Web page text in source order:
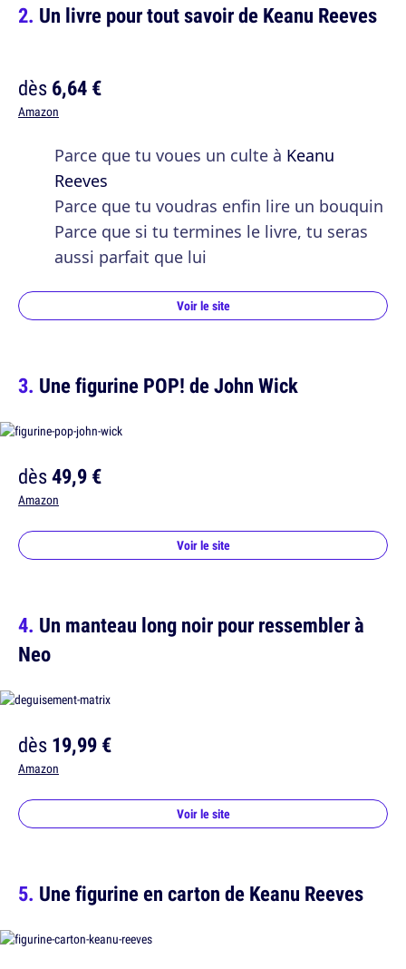
Un livre pour tout savoir de Keanu Reeves
dès6,64 €
Amazon
Parce que tu voues un culte à Keanu
Reeves
Parce que tu voudras enfin lire un bouquin
Parce que si tu termines le livre, tu seras
aussi parfait que lui
Voir le site
Une figurine POP! de John Wick
dès49,9 €
Amazon
Voir le site
Un manteau long noir pour ressembler à
Neo
dès19,99 €
Amazon
Voir le site
Une figurine en carton de Keanu Reeves